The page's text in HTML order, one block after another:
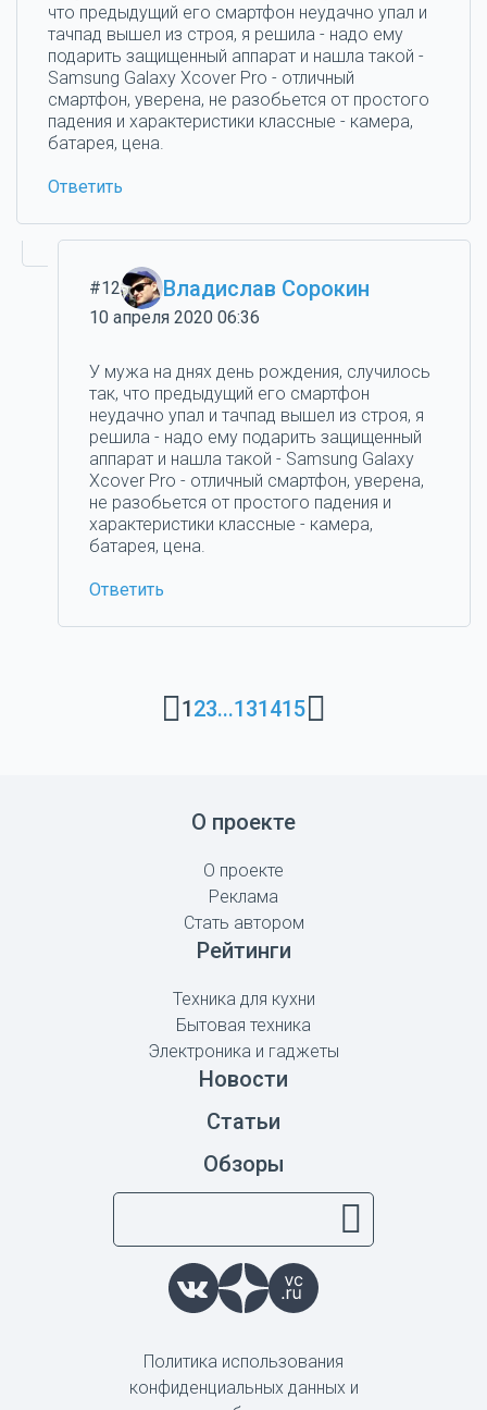
что предыдущий его смартфон неудачно упал и
тачпад вышел из строя, я решила - надо ему
подарить защищенный аппарат и нашла такой -
Samsung Galaxy Xcover Pro - отличный
смартфон, уверена, не разобьется от простого
падения и характеристики классные - камера,
батарея, цена.
Ответить
#12 Владислав Сорокин
10 апреля 2020 06:36
У мужа на днях день рождения, случилось
так, что предыдущий его смартфон
неудачно упал и тачпад вышел из строя, я
решила - надо ему подарить защищенный
аппарат и нашла такой - Samsung Galaxy
Xcover Pro - отличный смартфон, уверена,
не разобьется от простого падения и
характеристики классные - камера,
батарея, цена.
Ответить
123...131415
О проекте
О проекте
Реклама
Стать автором
Рейтинги
Техника для кухни
Бытовая техника
Электроника и гаджеты
Новости
Статьи
Обзоры
Политика использования
конфиденциальных данных и